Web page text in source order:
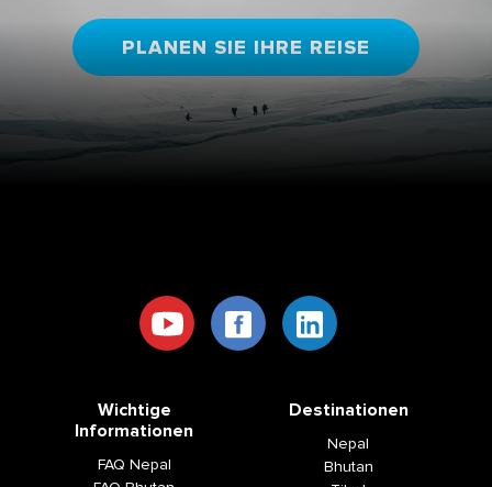
PLANEN SIE IHRE REISE
Wichtige
Informationen
FAQ Nepal
Destinationen
Nepal
Bhutan